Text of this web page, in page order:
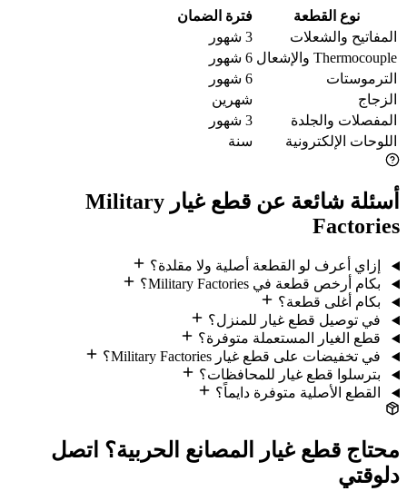
نوع القطعة
فترة الضمان
المفاتيح والشعلات
3 شهور
Thermocouple والإشعال
6 شهور
الترموستات
6 شهور
الزجاج
شهرين
المفصلات والجلدة
3 شهور
اللوحات الإلكترونية
سنة
أسئلة شائعة عن قطع غيار Military
Factories
إزاي أعرف لو القطعة أصلية ولا مقلدة؟
بكام أرخص قطعة في Military Factories؟
بكام أغلى قطعة؟
في توصيل قطع غيار للمنزل؟
قطع الغيار المستعملة متوفرة؟
في تخفيضات على قطع غيار Military Factories؟
بترسلوا قطع غيار للمحافظات؟
القطع الأصلية متوفرة دايماً؟
محتاج قطع غيار المصانع الحربية؟ اتصل
دلوقتي